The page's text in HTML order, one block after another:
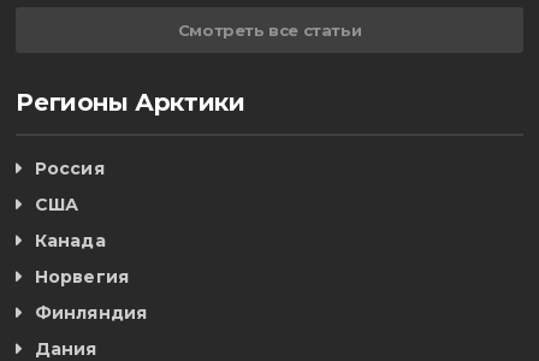
Смотреть все статьи
Регионы Арктики
Россия
США
Канада
Норвегия
Финляндия
Дания